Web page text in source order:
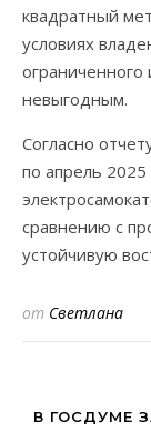
квадратный
условиях
ограниченного
невыгодным.
Согласно
по апрель 2025
сравнению с
устойчивую
от Светлана
В ГОСДУМЕ